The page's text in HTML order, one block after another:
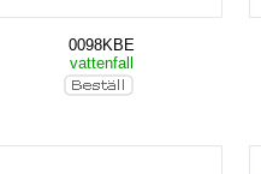
0098KBE
vattenfall